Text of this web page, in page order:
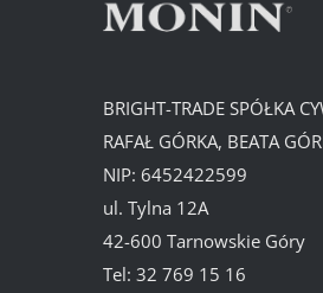
BRIGHT-TRADE SPÓŁKA
RAFAŁ GÓRKA, BEATA
NIP: 6452422599
ul. Tylna 12A
42-600 Tarnowskie Góry
Tel: 32 769 15 16